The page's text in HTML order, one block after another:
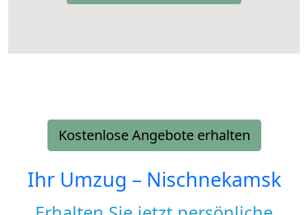
Kostenlose Angebote erhalten
Ihr Umzug – Nischnekamsk